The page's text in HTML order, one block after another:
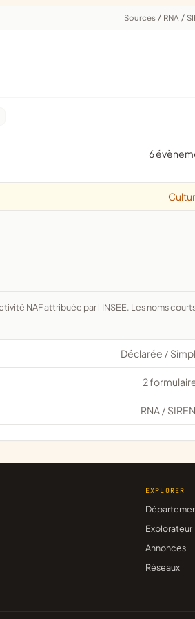
Sources / RNA /
6
Déclarée /
2
RNA /
EXPLORER
Explorateur
Annonces
Réseaux